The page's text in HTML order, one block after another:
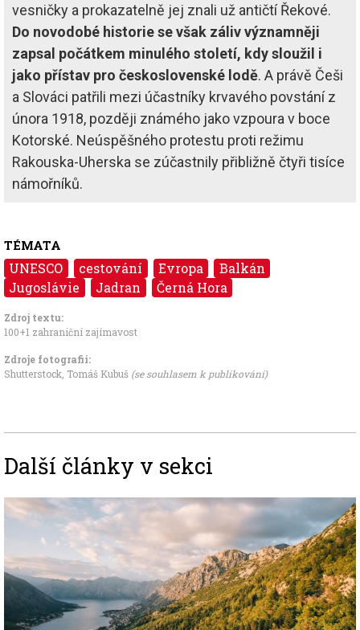
vesničky a prokazatelně jej znali už antičtí Řekové.
Do novodobé historie se však záliv významněji
zapsal počátkem minulého století, kdy sloužil i
jako přístav pro československé lodě. A právě Češi
a Slováci patřili mezi účastníky krvavého povstání z
února 1918, později známého jako vzpoura v boce
Kotorské. Neúspěšného protestu proti režimu
Rakouska-Uherska se zúčastnily přibližně čtyři tisíce
námořníků.
TÉMATA
UNESCO cestování Evropa
Balkán
Jugoslávie
Jadran Černá Hora
Zdroj textu:
100+1 zahraniční zajímavost
Zdroje fotografii:
Shutterstock, Tomáš Kubuš (se souhlasem k publikování)
Další články v sekci
Image